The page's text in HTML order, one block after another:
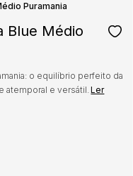
Puramania
Blue Médio
o equilíbrio perfeito da
atemporal e versátil.Ler